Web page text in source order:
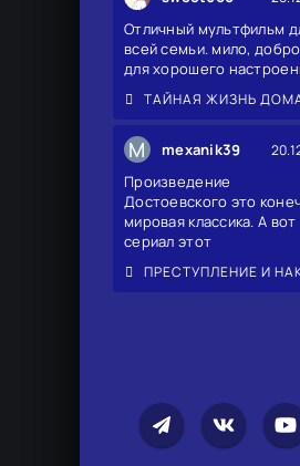
Отличный мультфильм
всей семьи. мило,
для хорошего
ТАЙНАЯ ЖИЗНЬ ДОМАШНИХ ЖИВОТНЫХ
M mexanik39
Произведение
Достоевского это
мировая классика. А вот
сериал этот
ПРЕСТУПЛЕНИЕ И